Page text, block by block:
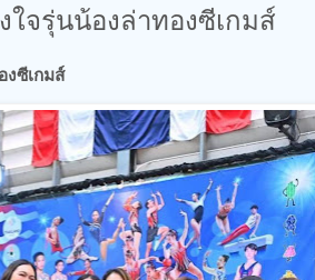
จรุ่นน้องล่าทองซีเกมส์
งซีเกมส์